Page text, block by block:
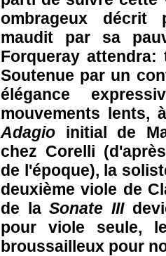
ombrageux décrit
maudit par sa
Forqueray
Soutenue par un
élégance
mouvements lents,
Adagio initial de
chez Corelli
de l'époque), la
deuxième viole de
de laSonate III
pour viole seule,
broussailleux pour